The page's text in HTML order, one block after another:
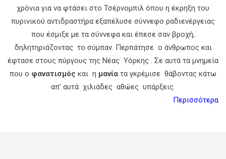
χρόνια για να φτάσει στο Τσέρνομπιλ όπου η έκρηξη του
πυρινικού αντιδραστήρα εξαπέλυσε σύννεφο ραδιενέργειας
που έσμιξε με τα σύννεφα και έπεσε σαν βροχή,
δηλητηριάζοντας το σύμπαν. Περπάτησε ο άνθρωπος και
έφτασε στους πύργους της Νέας Υόρκης . Σε αυτά τα μνημεία
που ο φανατισμός και η μανία τα γκρέμισε θάβοντας κάτω
απ’ αυτά χιλιάδες αθώες υπάρξεις.
Περισσότερα